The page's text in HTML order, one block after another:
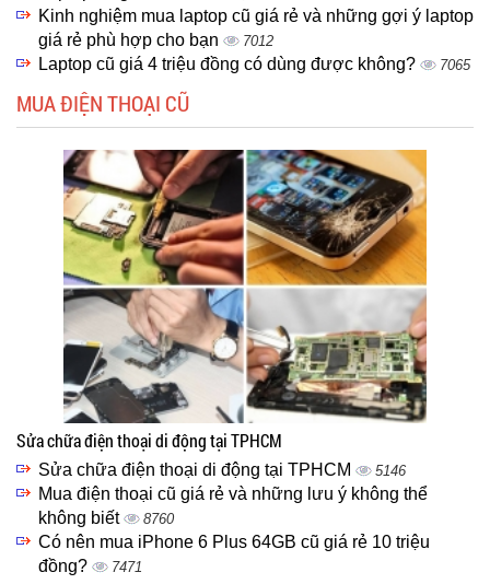
Kinh nghiệm mua laptop cũ giá rẻ và những gợi ý laptop
giá rẻ phù hợp cho bạn
7012
Laptop cũ giá 4 triệu đồng có dùng được không? 7065
MUA ĐIỆN THOẠI CŨ
Sửa chữa điện thoại di động tại TPHCM
Sửa chữa điện thoại di động tại TPHCM 5146
Mua điện thoại cũ giá rẻ và những lưu ý không thể
không biết
8760
Có nên mua iPhone 6 Plus 64GB cũ giá rẻ 10 triệu
đồng?
7471